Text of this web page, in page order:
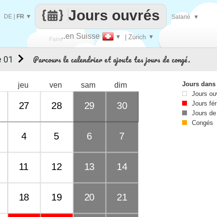
Faire..en Suisse ▼ | Zürich ▼
Jours ouvrés
DE FR ▼ Salarié ▼
Parcours le calendrier et ajoute tes jours de congé.
jeu ven sam dim
27 28 29 30
4 5 6 7
11 12 13 14
18 19 20 21
01
Jours
Jours
Jours
Jours
Congés